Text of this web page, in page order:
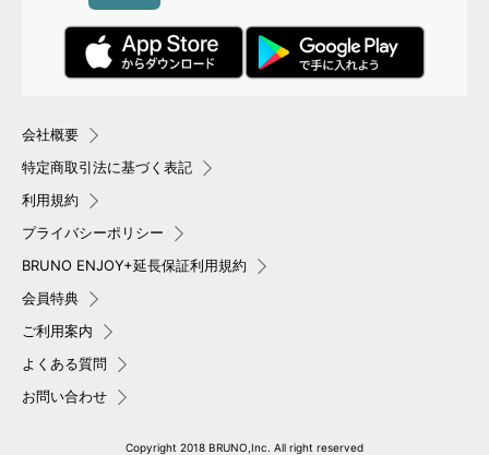
会社概要
特定商取引法に基づく表記
利用規約
プライバシーポリシー
BRUNO ENJOY+延長保証利用規約
会員特典
ご利用案内
よくある質問
お問い合わせ
Copyright 2018 BRUNO,Inc. All right reserved